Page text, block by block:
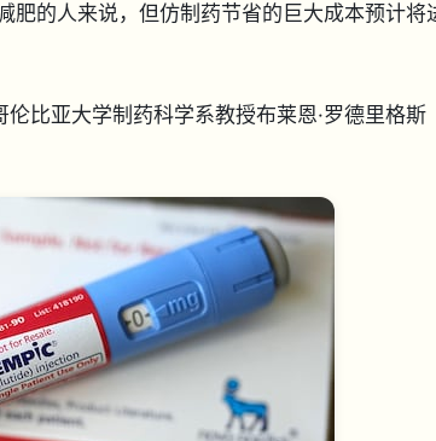
肥的人来说，但仿制药节省的巨大成本预计将
比亚大学制药科学系教授布莱恩·罗德里格斯